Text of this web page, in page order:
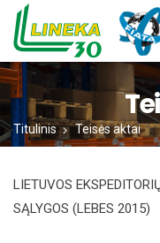
Įstatai
Veikla
Narystės
Titulinis Teisės aktai
LIETUVOS
SĄLYGOS (LEBES 2015)